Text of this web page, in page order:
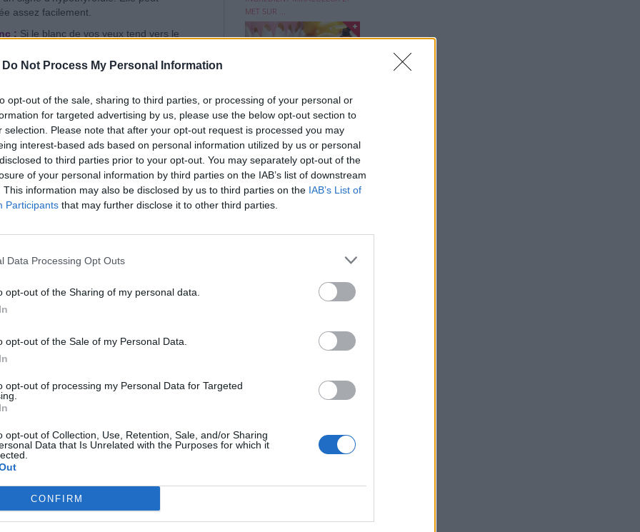
Do Not Process My Personal Information
opt-out of the sale, sharing to third parties, or processing of your personal or
for targeted advertising by us, please use the below opt-out section to
selection. Please note that after your opt-out request is processed you may
interest-based ads based on personal information utilized by us or personal
to third parties prior to your opt-out. You may separately opt-out of the
of your personal information by third parties on the IAB’s list of downstream
This information may also be disclosed by us to third parties on the IAB’s List of
Participants that may further disclose it to other third parties.
Data Processing Opt Outs
opt-out of the Sharing of my personal data.
opt-out of the Sale of my Personal Data.
opt-out of processing my Personal Data for Targeted
opt-out of Collection, Use, Retention, Sale, and/or Sharing
Data that Is Unrelated with the Purposes for which it
CONFIRM
assez facilement.
: Si le blanc de vos yeux tend vers le
du temps il ne s'agit que d'un rhume ou
graves, comme un dysfonctionnement du
vous souffrez probablement d'une
les
vous dire que vous êtes en carence de
aux infections fongiques, entre autres
remède en pharmacie. Des lèvres
sont, la plupart du temps, le simple signe
sur le lobe de vos deux oreilles, c'est
présentant ce phénomène ont 77
vasculaire.
MET SUR ...
LE FACE-MAPPING, POUR
DÉTERMINER LES CAUSES DE
BOUTONS INHABITUELS
pour déterminer les ...